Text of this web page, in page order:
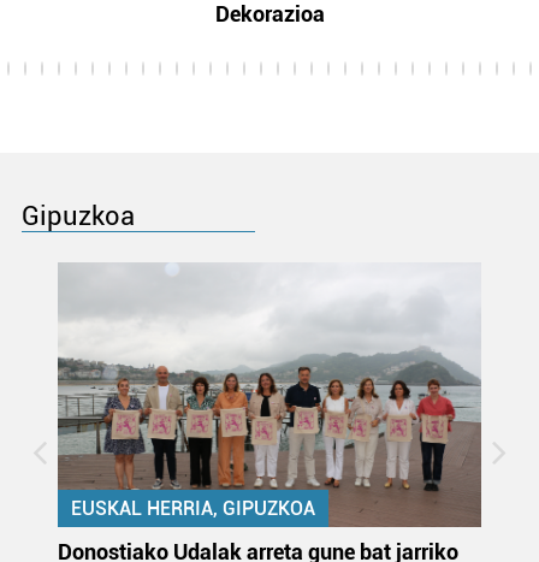
Dekorazioa
Gipuzkoa
EUSKAL HERRIA, GIPUZKOA
Donostiako Udalak arreta gune bat jarriko